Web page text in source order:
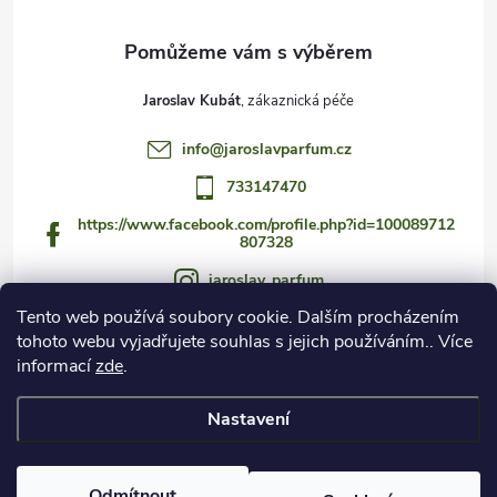
Tento web používá soubory cookie. Dalším procházením
tohoto webu vyjadřujete souhlas s jejich používáním.. Více
informacízde.
Nastavení
Jaroslav Kubát
info@jaroslavparfum.cz
733147470
https://www.facebook.com/profile.php?id=100089712
807328
jaroslav_parfum
733147470
https://www.youtube.com/@jaroslav_parfum
Czech Fragrance Club. Všechna práva vyhrazena.